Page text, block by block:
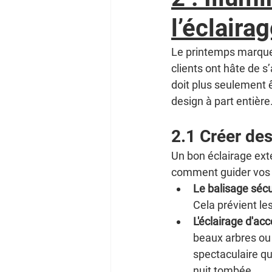
Le printemps
clients ont hâte de
doit plus seulement
design à part entière.
2.1 Créer
Un bon éclairage
comment guider vos
Le balisage
Cela prévient
L'éclairage
beaux arbres
spectaculaire